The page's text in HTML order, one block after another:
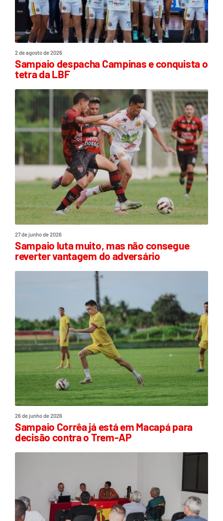
2 de agosto de 2026
Sampaio despacha Campinas e conquista o
tetra da LBF
27 de junho de 2026
Sampaio luta muito, mas não consegue
reverter vantagem do adversário
26 de junho de 2026
Sampaio Corrêa já está em Macapá para
decisão contra o Trem-AP